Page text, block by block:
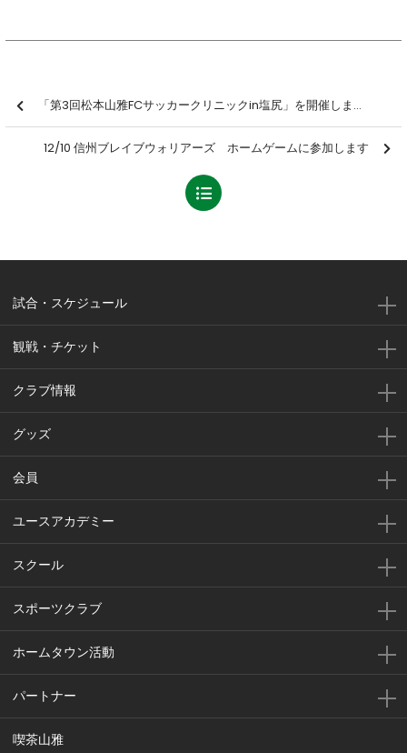
「第3回松本山雅FCサッカークリニックin塩尻」を開催しました【報告】
12/10 信州ブレイブウォリアーズ ホームゲームに参加します
試合・スケジュール
観戦・チケット
クラブ情報
グッズ
会員
ユースアカデミー
スクール
スポーツクラブ
ホームタウン活動
パートナー
喫茶山雅